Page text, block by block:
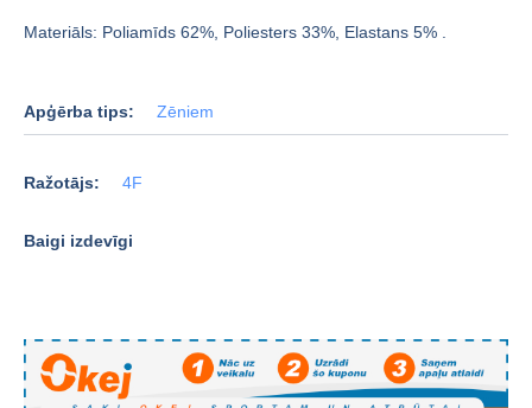
Materiāls: Poliamīds 62%, Poliesters 33%, Elastans 5% .
Apģērba tips: Zēniem
Ražotājs: 4F
Baigi izdevīgi